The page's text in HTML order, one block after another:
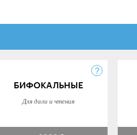
БИФОКАЛЬНЫЕ
Для дали и чтения